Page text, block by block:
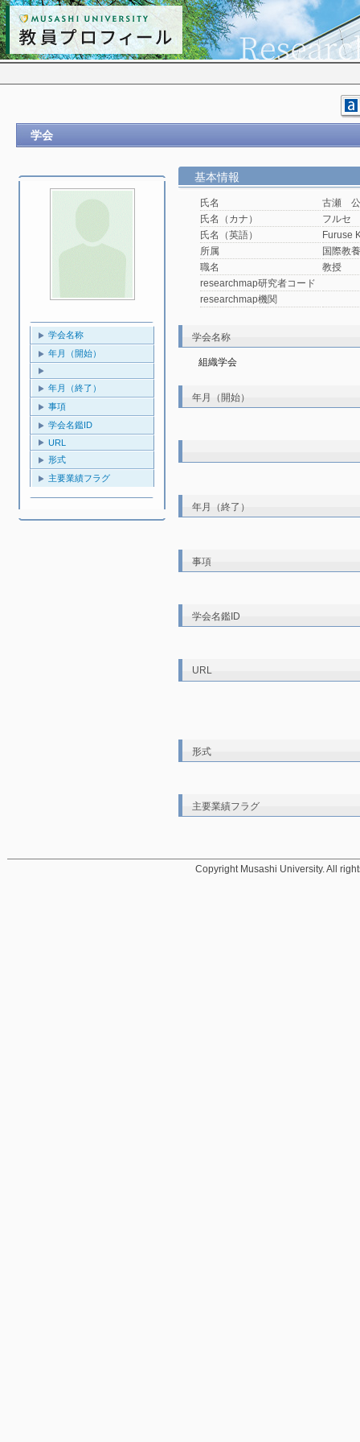
学会
学会名称
年月（開始）
年月（終了）
事項
学会名鑑ID
URL
形式
主要業績フラグ
基本情報
氏名
古瀬
氏名（カナ）
フルセ
氏名（英語）
Furuse
所属
国際教
職名
教授
researchmap研究者コード
researchmap機関
学会名称
組織学会
年月（開始）
年月（終了）
事項
学会名鑑ID
URL
形式
主要業績フラグ